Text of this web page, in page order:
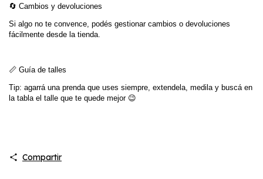
🔄 Cambios y devoluciones
Si algo no te convence, podés gestionar cambios o devoluciones
fácilmente desde la tienda.
📏 Guía de talles
Tip: agarrá una prenda que uses siempre, extendela, medila y buscá en
la tabla el talle que te quede mejor 😉
Compartir